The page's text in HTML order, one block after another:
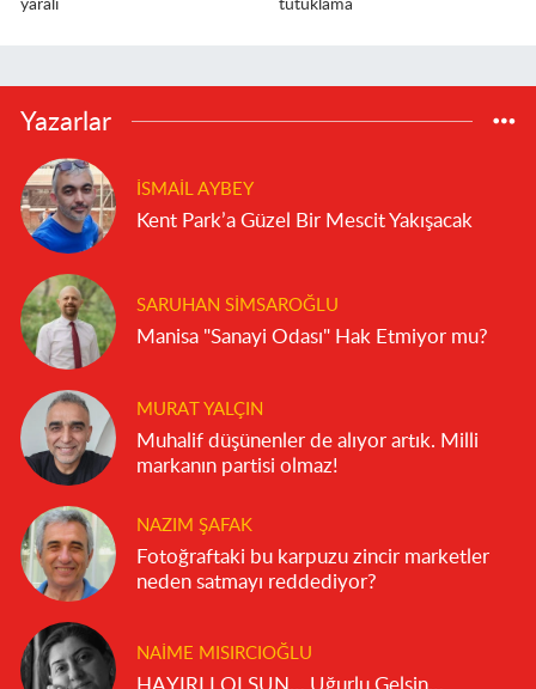
yaralı tutuklama
Yazarlar
İSMAIL AYBEY
Kent Park’a Güzel Bir Mescit Yakışacak
SARUHAN SIMSAROĞLU
Manisa "Sanayi Odası" Hak Etmiyor mu?
MURAT YALÇIN
Muhalif düşünenler de alıyor artık. Milli
markanın partisi olmaz!
NAZIM ŞAFAK
Fotoğraftaki bu karpuzu zincir marketler
neden satmayı reddediyor?
NAIME MISIRCIOĞLU